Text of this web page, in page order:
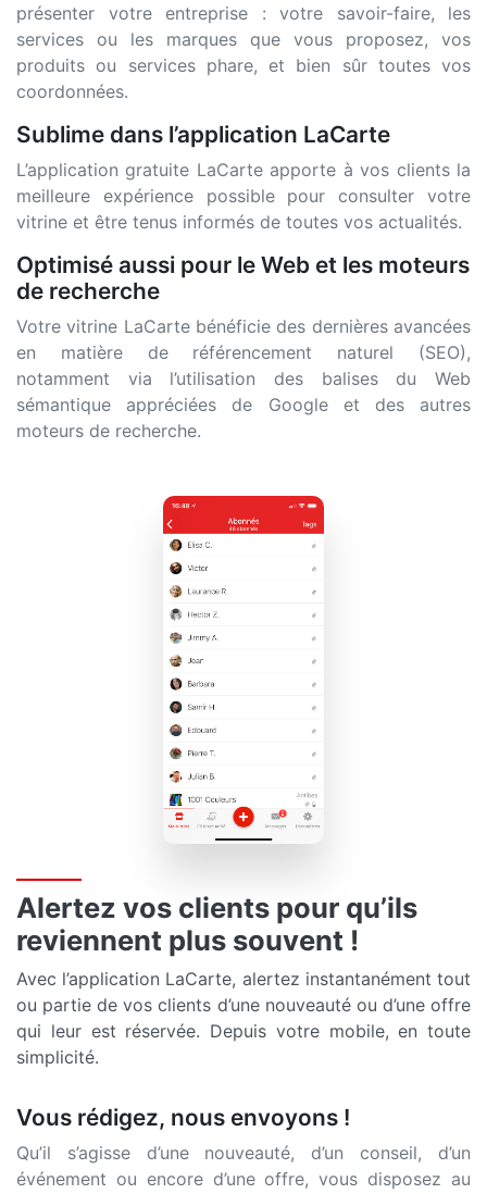
présenter votre entreprise : votre savoir-faire, les
services ou les marques que vous proposez, vos
produits ou services phare, et bien sûr toutes vos
coordonnées.
Sublime dans l’application LaCarte
L’application gratuite LaCarte apporte à vos clients la
meilleure expérience possible pour consulter votre
vitrine et être tenus informés de toutes vos actualités.
Optimisé aussi pour le Web et les moteurs
de recherche
Votre vitrine LaCarte bénéficie des dernières avancées
en matière de référencement naturel (SEO),
notamment via l’utilisation des balises du Web
sémantique appréciées de Google et des autres
moteurs de recherche.
Alertez vos clients pour qu’ils
reviennent plus souvent !
Avec l’application LaCarte, alertez instantanément tout
ou partie de vos clients d’une nouveauté ou d’une offre
qui leur est réservée. Depuis votre mobile, en toute
simplicité.
Vous rédigez, nous envoyons !
Qu’il s’agisse d’une nouveauté, d’un conseil, d’un
événement ou encore d’une offre, vous disposez au